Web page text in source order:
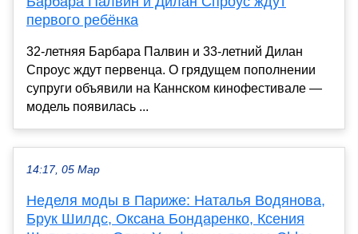
первого ребёнка
32-летняя Барбара Палвин и 33-летний Дилан
Спроус ждут первенца. О грядущем пополнении
супруги объявили на Каннском кинофестивале —
модель появилась ...
14:17, 05 Мар
Неделя моды в Париже: Наталья Водянова,
Брук Шилдс, Оксана Бондаренко, Ксения